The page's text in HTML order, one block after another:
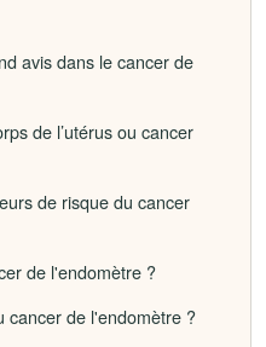
avis dans le cancer de
de l’utérus ou cancer
de risque du cancer
de l'endomètre ?
cancer de l'endomètre ?